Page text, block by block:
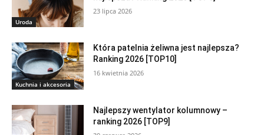
Uroda
23 lipca 2026
Kuchnia i akcesoria
Która patelnia żeliwna jest najlepsza?
Ranking 2026 [TOP10]
16 kwietnia 2026
Najlepszy wentylator kolumnowy –
ranking 2026 [TOP9]